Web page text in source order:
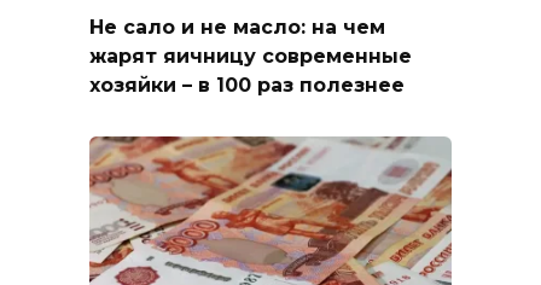
Не сало и не масло: на чем
жарят яичницу современные
хозяйки – в 100 раз полезнее